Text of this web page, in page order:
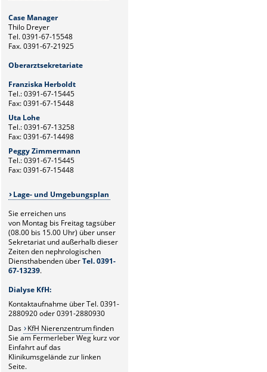
Case Manager
Thilo Dreyer
Tel. 0391-67-15548
Fax. 0391-67-21925
Oberarztsekretariate
Franziska Herboldt
Tel.: 0391-67-15445
Fax: 0391-67-15448
Uta Lohe
Tel.: 0391-67-13258
Fax: 0391-67-14498
Peggy Zimmermann
Tel.: 0391-67-15445
Fax: 0391-67-15448
Lage- und Umgebungsplan
Sie erreichen uns
von Montag bis Freitag tagsüber
(08.00 bis 15.00 Uhr) über unser
Sekretariat und außerhalb dieser
Zeiten den nephrologischen
Diensthabenden überTel. 0391-
67-13239.
Dialyse KfH:
Kontaktaufnahme über Tel. 0391-
2880920 oder 0391-2880930
Das
KfH Nierenzentrumfinden
Sie am Fermerleber Weg kurz vor
Einfahrt auf das
Klinikumsgelände zur linken
Seite.